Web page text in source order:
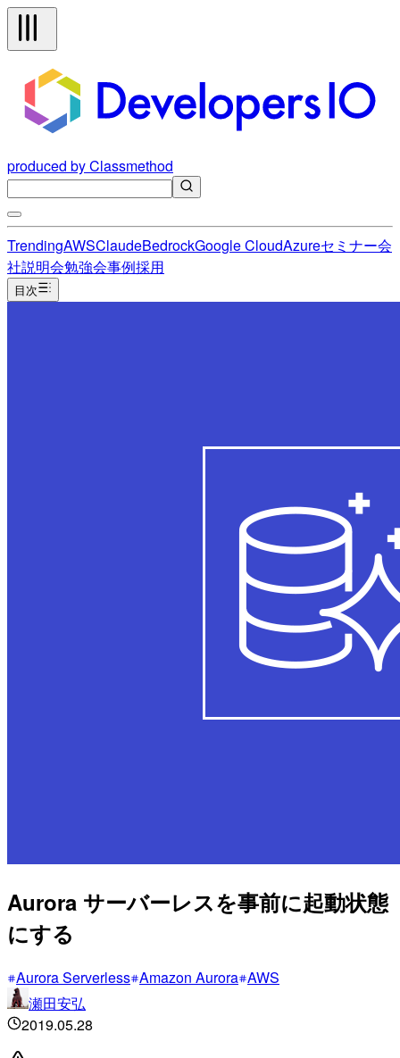
produced by Classmethod
TrendingAWSClaudeBedrockGoogle CloudAzureセミナー会
社説明会勉強会事例採用
目次
Aurora サーバーレスを事前に起動状態
にする
Aurora Serverless Amazon Aurora AWS
瀬田安弘
2019.05.28